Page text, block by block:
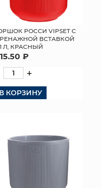
РОССИ VIPSET С
ВСТАВКОЙ
Л, КРАСНЫЙ
₽
+
В КОРЗИНУ